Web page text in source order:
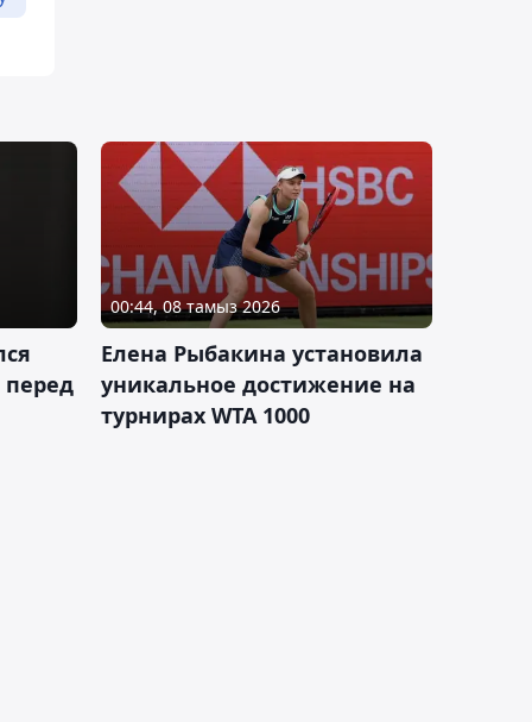
перед
00:44, 08 тамыз 2026
Елена Рыбакина установила
уникальное достижение на
турнирах WTA 1000